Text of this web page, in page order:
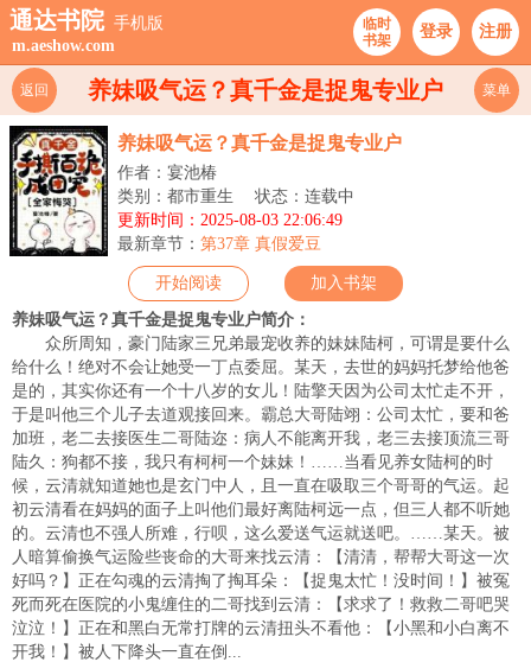
通达书院 手机版
m.aeshow.com
临时
书架
登录 注册
养妹吸气运？真千金是捉鬼专业户
返回 菜单
养妹吸气运？真千金是捉鬼专业户
作者：宴池椿
类别：都市重生
状态：连载中
更新时间：2025-08-03 22:06:49
最新章节： 第37章 真假爱豆
开始阅读 加入书架
养妹吸气运？真千金是捉鬼专业户简介：
众所周知，豪门陆家三兄弟最宠收养的妹妹陆柯，可谓是要什么
给什么！绝对不会让她受一丁点委屈。某天，去世的妈妈托梦给他爸
是的，其实你还有一个十八岁的女儿！陆擎天因为公司太忙走不开，
于是叫他三个儿子去道观接回来。霸总大哥陆翊：公司太忙，要和爸
加班，老二去接医生二哥陆迩：病人不能离开我，老三去接顶流三哥
陆久：狗都不接，我只有柯柯一个妹妹！……当看见养女陆柯的时
候，云清就知道她也是玄门中人，且一直在吸取三个哥哥的气运。起
初云清看在妈妈的面子上叫他们最好离陆柯远一点，但三人都不听她
的。云清也不强人所难，行呗，这么爱送气运就送吧。……某天。被
人暗算偷换气运险些丧命的大哥来找云清：【清清，帮帮大哥这一次
好吗？】正在勾魂的云清掏了掏耳朵：【捉鬼太忙！没时间！】被冤
死而死在医院的小鬼缠住的二哥找到云清：【求求了！救救二哥吧哭
泣泣！】正在和黑白无常打牌的云清扭头不看他：【小黑和小白离不
开我！】被人下降头一直在倒...